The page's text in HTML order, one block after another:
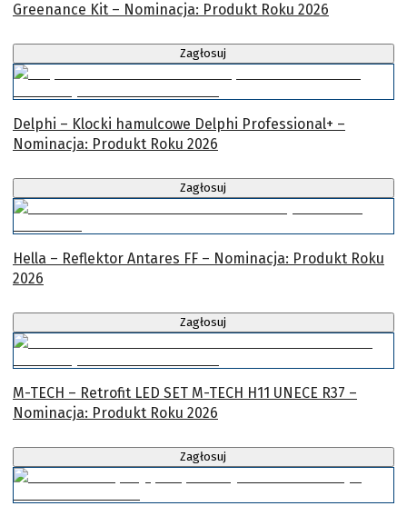
Greenance Kit – Nominacja: Produkt Roku 2026
Zagłosuj
Delphi – Klocki hamulcowe Delphi Professional+ –
Nominacja: Produkt Roku 2026
Zagłosuj
Hella – Reflektor Antares FF – Nominacja: Produkt Roku
2026
Zagłosuj
M-TECH – Retrofit LED SET M-TECH H11 UNECE R37 –
Nominacja: Produkt Roku 2026
Zagłosuj